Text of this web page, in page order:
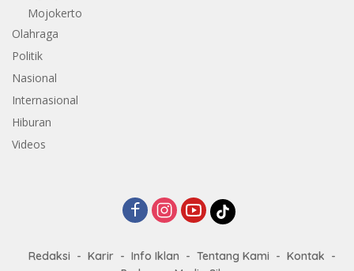
Mojokerto
Olahraga
Politik
Nasional
Internasional
Hiburan
Videos
Redaksi Karir Info Iklan Tentang Kami
Kontak